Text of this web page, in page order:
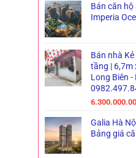
Bán căn
Imperia
Bán nhà
tầng | 6,7m
Long Biên -
Galia Hà
Bảng giá